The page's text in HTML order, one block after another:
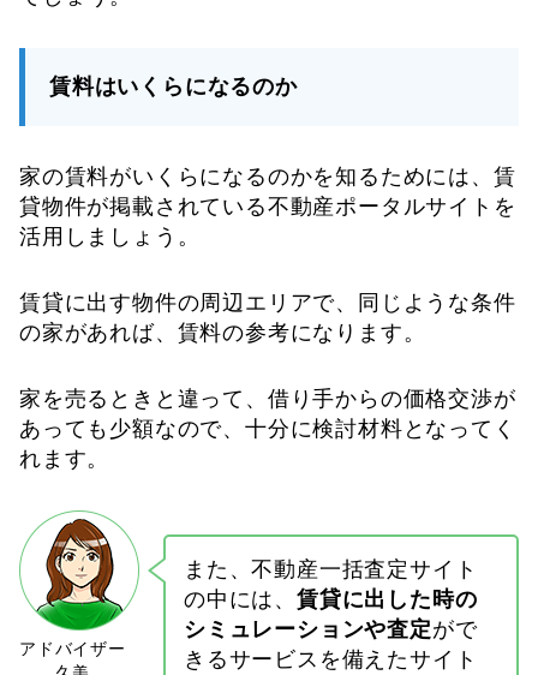
賃料はいくらになるのか
家の賃料がいくらになるのかを知るためには、賃
貸物件が掲載されている不動産ポータルサイトを
活用しましょう。
賃貸に出す物件の周辺エリアで、同じような条件
の家があれば、賃料の参考になります。
家を売るときと違って、借り手からの価格交渉が
あっても少額なので、十分に検討材料となってく
れます。
また、不動産一括査定サイト
の中には、 賃貸に出した時の
シミュレーションや査定がで
きるサービスを備えたサイト